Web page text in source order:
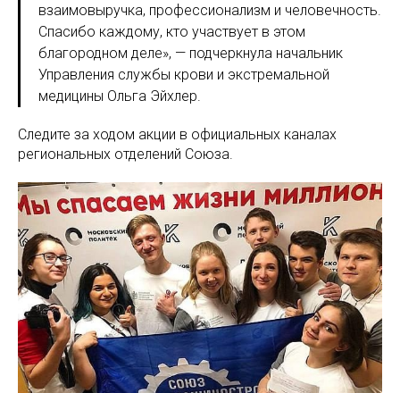
взаимовыручка, профессионализм и человечность.
Спасибо каждому, кто участвует в этом
благородном деле», — подчеркнула начальник
Управления службы крови и экстремальной
медицины Ольга Эйхлер.
Следите за ходом акции в официальных каналах
региональных отделений Союза.